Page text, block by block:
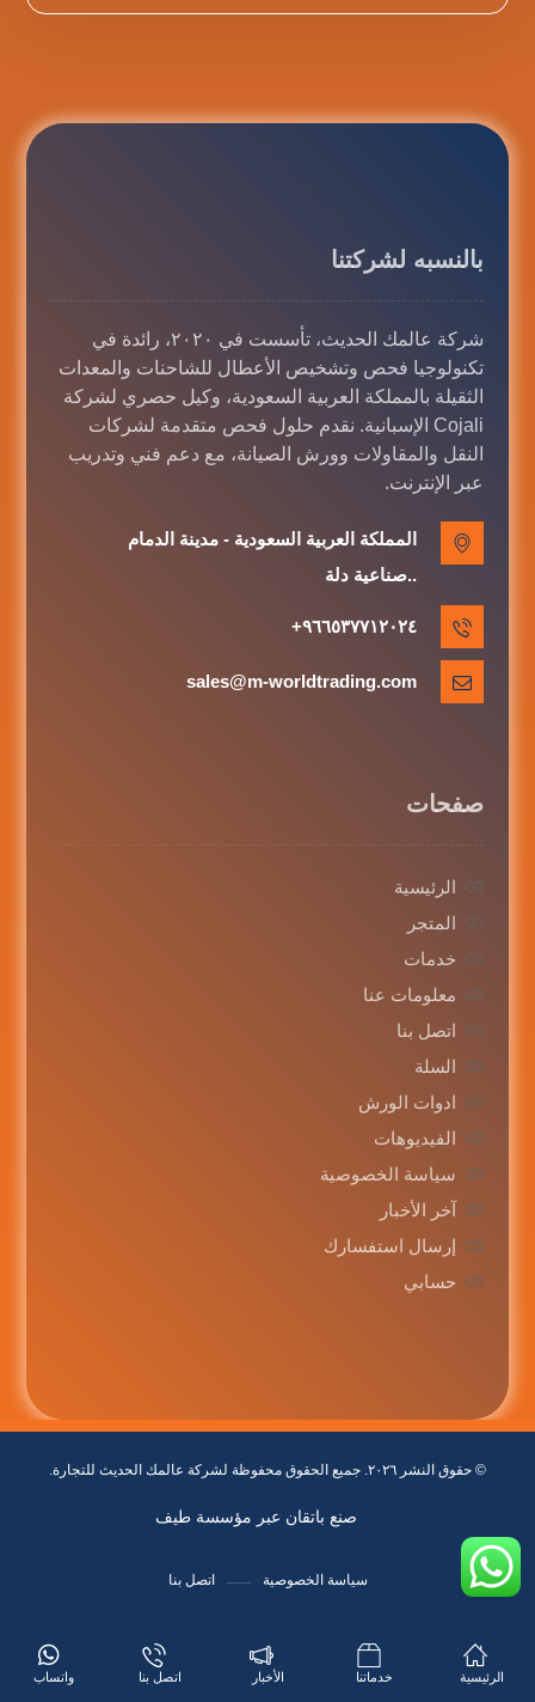
بالنسبه لشركتنا
شركة عالمك الحديث، تأسست في ٢٠٢٠، رائدة في
تكنولوجيا فحص وتشخيص الأعطال للشاحنات والمعدات
الثقيلة بالمملكة العربية السعودية، وكيل حصري لشركة
Cojali الإسبانية. نقدم حلول فحص متقدمة لشركات
النقل والمقاولات وورش الصيانة، مع دعم فني وتدريب
عبر الإنترنت.
المملكة العربية السعودية - مدينة الدمام
..صناعية دلة
٩٦٦٥٣٧٧١٢٠٢٤+
sales@m-worldtrading.com
صفحات
الرئيسية
المتجر
خدمات
معلومات عنا
اتصل بنا
السلة
ادوات الورش
الفيديوهات
سياسة الخصوصية
آخر الأخبار
إرسال استفسارك
حسابي
© حقوق النشر ٢٠٢٦. جميع الحقوق محفوظة لشركة عالمك الحديث للتجارة.
صنع باتقان عبر مؤسسة طيف
سياسة الخصوصية اتصل بنا
الرئيسية خدماتنا الأخبار اتصل بنا واتساب